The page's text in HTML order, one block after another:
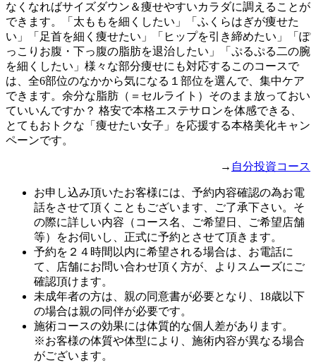
なくなればサイズダウン＆痩せやすいカラダに調えることが
できます。「太ももを細くしたい」「ふくらはぎが痩せた
い」「足首を細く痩せたい」「ヒップを引き締めたい」「ぽ
っこりお腹・下っ腹の脂肪を退治したい」「ぷるぷる二の腕
を細くしたい」様々な部分痩せにも対応するこのコースで
は、全6部位のなかから気になる１部位を選んで、集中ケア
できます。余分な脂肪（＝セルライト）そのまま放っておい
ていいんですか？ 格安で本格エステサロンを体感できる、
とてもおトクな「痩せたい女子」を応援する本格美化キャン
ペーンです。
→ 自分投資コース
お申し込み頂いたお客様には、予約内容確認の為お電
話をさせて頂くこともございます、ご了承下さい。そ
の際に詳しい内容（コース名、ご希望日、ご希望店舗
等）をお伺いし、正式に予約とさせて頂きます。
予約を２４時間以内に希望される場合は、お電話に
て、店舗にお問い合わせ頂く方が、よりスムーズにご
確認頂けます。
未成年者の方は、親の同意書が必要となり、18歳以下
の場合は親の同伴が必要です。
施術コースの効果には体質的な個人差があります。
※お客様の体質や体型により、施術内容が異なる場合
がございます。